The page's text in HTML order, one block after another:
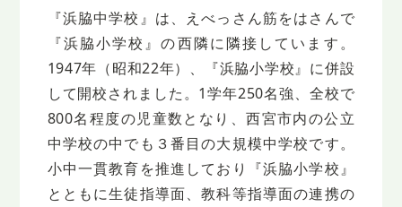
『浜脇中学校』は、えべっさん筋をはさんで
『浜脇小学校』の西隣に隣接しています。
1947年（昭和22年）、『浜脇小学校』に併設
して開校されました。1学年250名強、全校で
800名程度の児童数となり、西宮市内の公立
中学校の中でも３番目の大規模中学校です。
小中一貫教育を推進しており『浜脇小学校』
とともに生徒指導面、教科等指導面の連携の